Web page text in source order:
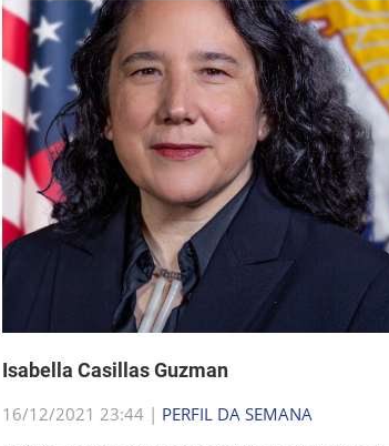
Isabella Casillas Guzman
16/12/2021 23:44 | PERFIL DA SEMANA